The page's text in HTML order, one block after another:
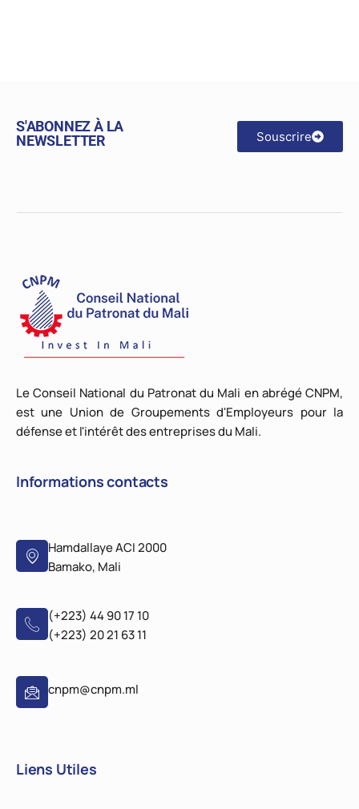
S'ABONNEZ À LA
NEWSLETTER
Souscrire
Le Conseil National du Patronat du Mali en abrégé CNPM,
est une Union de Groupements d'Employeurs pour la
défense et l'intérêt des entreprises du Mali.
Informations contacts
Hamdallaye ACI 2000
Bamako, Mali
(+223) 44 90 17 10
(+223) 20 21 63 11
cnpm@cnpm.ml
Liens Utiles